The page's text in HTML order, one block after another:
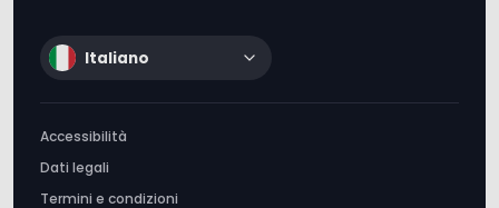
Accessibilità
Dati legali
Termini e condizioni
Divulgazione responsabile
Politica privacy e cookie